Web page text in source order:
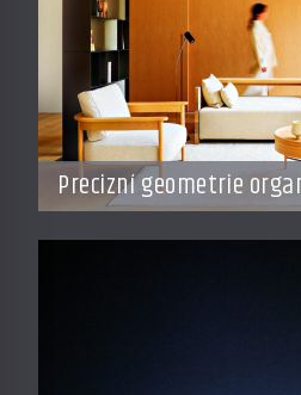
Precizní geometrie